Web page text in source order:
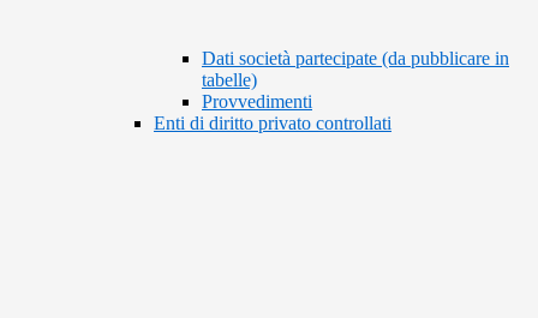
Dati società partecipate (da pubblicare in
tabelle)
Provvedimenti
Enti di diritto privato controllati